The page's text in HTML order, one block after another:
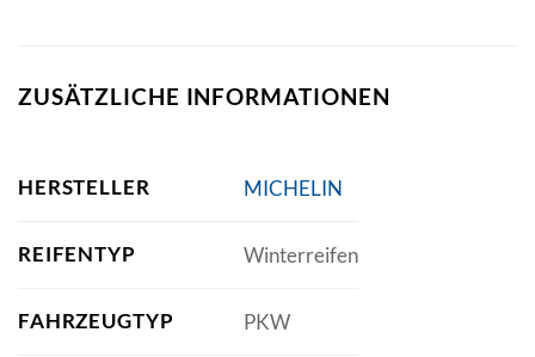
ZUSÄTZLICHE INFORMATIONEN
HERSTELLER MICHELIN
REIFENTYP Winterreifen
FAHRZEUGTYP PKW